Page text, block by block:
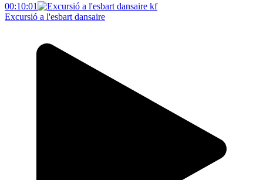
00:10:01
Excursió a l'esbart dansaire